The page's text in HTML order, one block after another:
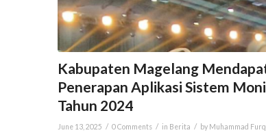
Kabupaten Magelang
Penerapan Aplikasi Sistem
Tahun 2024
June 13, 2025 / 0 Comments / in Berita / by Muhammad